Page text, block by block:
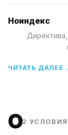
Ноиндекс
ЧИТАТЬ ДАЛЕЕ
O2 УСЛОВИЯ